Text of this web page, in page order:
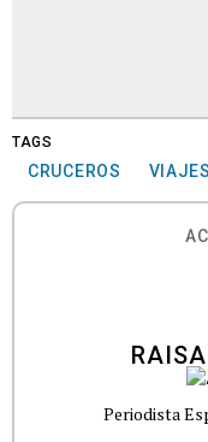
TAGS
CRUCEROS VIAJES
Periodista